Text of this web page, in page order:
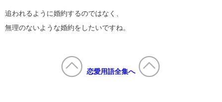
追われるように婚約するのではなく、
無理のないような婚約をしたいですね。
恋愛用語全集へ